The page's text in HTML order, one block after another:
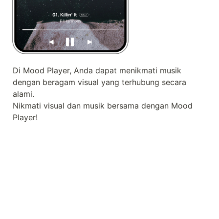
Di Mood Player, Anda dapat menikmati musik
dengan beragam visual yang terhubung secara
alami.
Nikmati visual dan musik bersama dengan Mood
Player!